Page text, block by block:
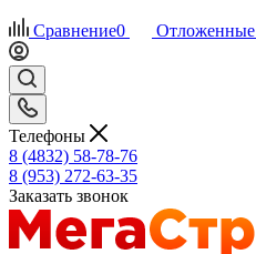
Сравнение0 Отложенные
Телефоны
8 (4832) 58-78-76
8 (953) 272-63-35
Заказать звонок